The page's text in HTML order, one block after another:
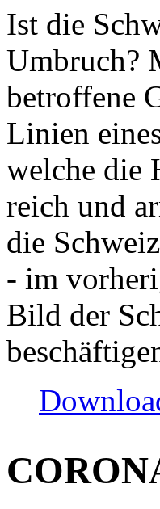
Ist die
Umbruch?
betroffene
Linien
welche die
reich und
die
- im
Bild der